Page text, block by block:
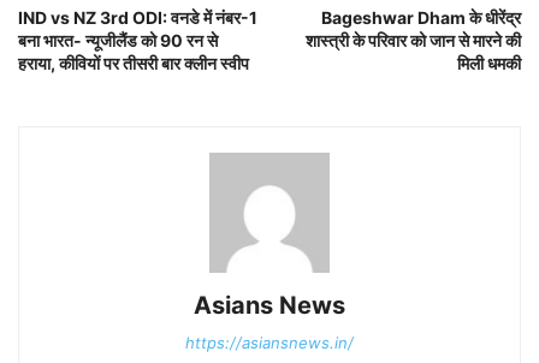
IND vs NZ 3rd ODI: वनडे में नंबर-1
बना भारत- न्यूजीलैंड को 90 रन से
हराया, कीवियों पर तीसरी बार क्लीन स्वीप
Bageshwar Dham के धीरेंद्र
शास्त्री के परिवार को जान से मारने की
मिली धमकी
Asians News
https://asiansnews.in/